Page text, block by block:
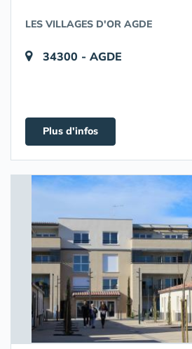
LES VILLAGES D'OR AGDE
34300 - AGDE
Plus d'infos